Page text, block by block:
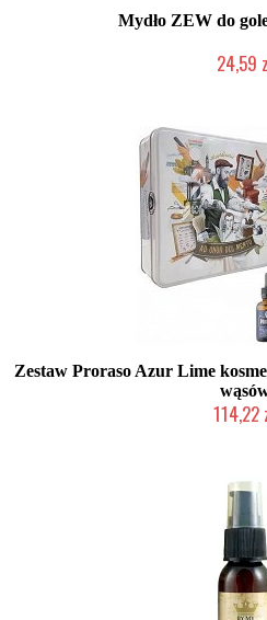
Mydło ZEW do
24,59
Zestaw Proraso Azur Lime
114,22